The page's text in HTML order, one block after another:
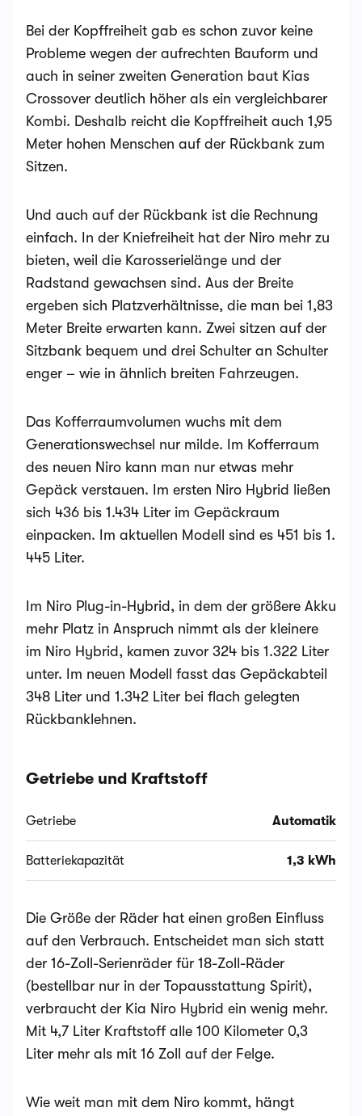
Bei der Kopffreiheit gab es schon zuvor keine
Probleme wegen der aufrechten Bauform und
auch in seiner zweiten Generation baut Kias
Crossover deutlich höher als ein vergleichbarer
Kombi. Deshalb reicht die Kopffreiheit auch 1,95
Meter hohen Menschen auf der Rückbank zum
Sitzen.
Und auch auf der Rückbank ist die Rechnung
einfach. In der Kniefreiheit hat der Niro mehr zu
bieten, weil die Karosserielänge und der
Radstand gewachsen sind. Aus der Breite
ergeben sich Platzverhältnisse, die man bei 1,83
Meter Breite erwarten kann. Zwei sitzen auf der
Sitzbank bequem und drei Schulter an Schulter
enger – wie in ähnlich breiten Fahrzeugen.
Das Kofferraumvolumen wuchs mit dem
Generationswechsel nur milde. Im Kofferraum
des neuen Niro kann man nur etwas mehr
Gepäck verstauen. Im ersten Niro Hybrid ließen
sich 436 bis 1.434 Liter im Gepäckraum
einpacken. Im aktuellen Modell sind es 451 bis 1.
445 Liter.
Im Niro Plug-in-Hybrid, in dem der größere Akku
mehr Platz in Anspruch nimmt als der kleinere
im Niro Hybrid, kamen zuvor 324 bis 1.322 Liter
unter. Im neuen Modell fasst das Gepäckabteil
348 Liter und 1.342 Liter bei flach gelegten
Rückbanklehnen.
Getriebe und Kraftstoff
Getriebe Automatik
Batteriekapazität 1,3 kWh
Die Größe der Räder hat einen großen Einfluss
auf den Verbrauch. Entscheidet man sich statt
der 16-Zoll-Serienräder für 18-Zoll-Räder
(bestellbar nur in der Topausstattung Spirit),
verbraucht der Kia Niro Hybrid ein wenig mehr.
Mit 4,7 Liter Kraftstoff alle 100 Kilometer 0,3
Liter mehr als mit 16 Zoll auf der Felge.
Wie weit man mit dem Niro kommt, hängt